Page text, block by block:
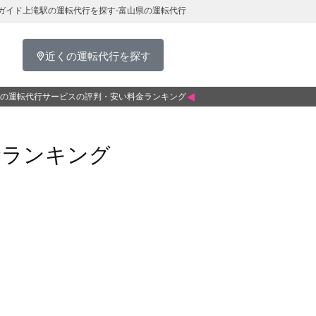
ド上滝駅の運転代行を探す-富山県の運転代行
近くの運転代行を探す
運転代行サービスの評判・安い料金ランキング
ンキング